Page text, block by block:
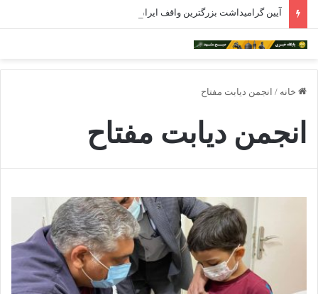
آیین گرامیداشت بزرگترین واقف ایران در مشهد برگزار شد
خانه / انجمن دیابت مفتاح
انجمن دیابت مفتاح